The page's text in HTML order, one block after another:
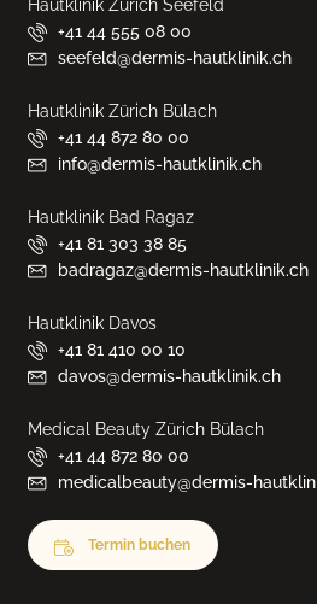
Hautklinik Zürich Seefeld
+41 44 555 08 00
seefeld@dermis-hautklinik.ch
Hautklinik Zürich Bülach
+41 44 872 80 00
info@dermis-hautklinik.ch
Hautklinik Bad Ragaz
+41 81 303 38 85
badragaz@dermis-hautklinik.ch
Hautklinik Davos
+41 81 410 00 10
davos@dermis-hautklinik.ch
Medical Beauty Zürich Bülach
+41 44 872 80 00
medicalbeauty@dermis-
Termin buchen